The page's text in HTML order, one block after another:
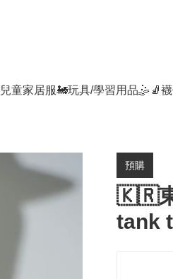
兒童家居服🚂玩具/學習用品🤹 🧦
預購
🇰🇷東
tank